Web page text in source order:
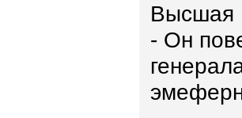
Высшая
- Он